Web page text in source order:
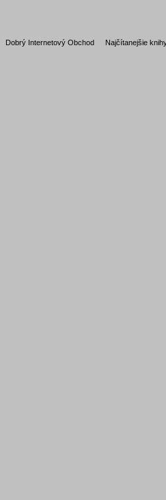
Dobrý Internetový Obchod Najčítanejšie